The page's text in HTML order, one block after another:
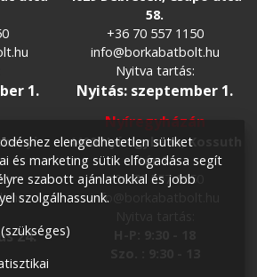
1.
58.
+36 70 557 1150
info@borkabatbolt.hu
Nyitva tartás:
Nyitás: szeptember 1.
24.
Nyíregyházán
4400 Nyíregyháza, Kossuth
tér 1.
+36 70 557 1150
info@borkabatbolt.hu
elengedhetetlen sütiket
és marketing sütik elfogadása segít
szabott ajánlatokkal és jobb
szolgálhassunk.